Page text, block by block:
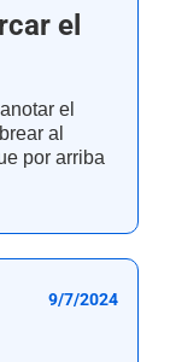
el
el
al
por arriba
9/7/2024